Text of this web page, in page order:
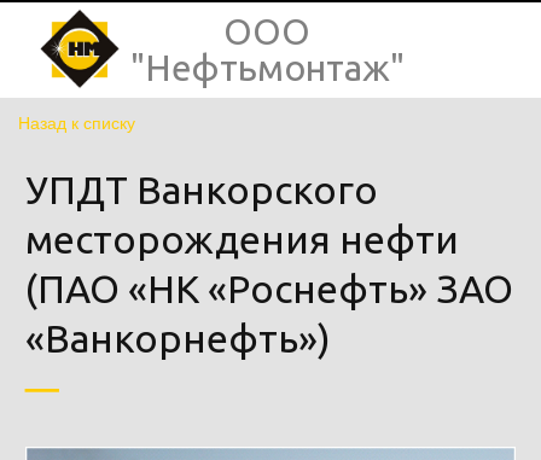
ООО
"Нефтьмонтаж"
Назад к списку
УПДТ Ванкорского
месторождения нефти
(ПАО «НК «Роснефть» ЗАО
«Ванкорнефть»)